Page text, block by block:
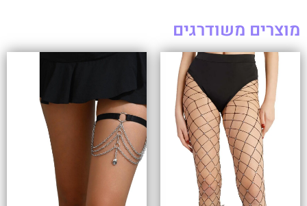
מוצרים משודרגים